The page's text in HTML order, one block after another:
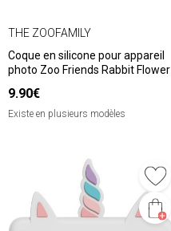
THE ZOOFAMILY
Coque en silicone pour appareil
photo Zoo Friends Rabbit Flower
9.90€
Existe en plusieurs modèles